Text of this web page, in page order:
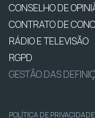
CONSELHO DE
CONTRATO DE
RÁDIO E TELEVISÃO
RGPD
GESTÃO DAS
POLÍTICA DE PRIVACIDADE